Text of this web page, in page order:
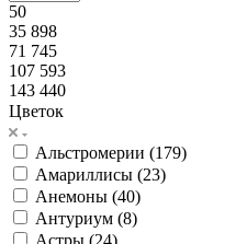
50
35 898
71 745
107 593
143 440
Цветок
Альстромерии (179)
Амариллисы (23)
Анемоны (40)
Антуриум (8)
Астры (24)